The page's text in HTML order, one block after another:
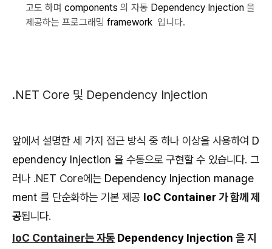
고도 하며 components 의 자동 Dependency Injection 을
제공하는 프로그래밍 framework 입니다.
.NET Core 및 Dependency Injection
앞에서 설명한 세 가지 접근 방식 중 하나 이상을 사용하여 D
ependency Injection 을 수동으로 구현할 수 있습니다. 그
러나 .NET Core에는 Dependency Injection manage
ment 를 단순화하는 기본 제공 IoC Container가 함께 제
공됩니다.
IoC Container는 자동 Dependency Injection 을 지